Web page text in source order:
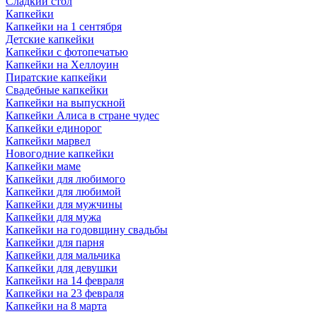
Капкейки
Капкейки на 1 сентября
Детские капкейки
Капкейки с фотопечатью
Капкейки на Хеллоуин
Пиратские капкейки
Свадебные капкейки
Капкейки на выпускной
Капкейки Алиса в стране чудес
Капкейки единорог
Капкейки марвел
Новогодние капкейки
Капкейки маме
Капкейки для любимого
Капкейки для любимой
Капкейки для мужчины
Капкейки для мужа
Капкейки на годовщину свадьбы
Капкейки для парня
Капкейки для мальчика
Капкейки для девушки
Капкейки на 14 февраля
Капкейки на 23 февраля
Капкейки на 8 марта